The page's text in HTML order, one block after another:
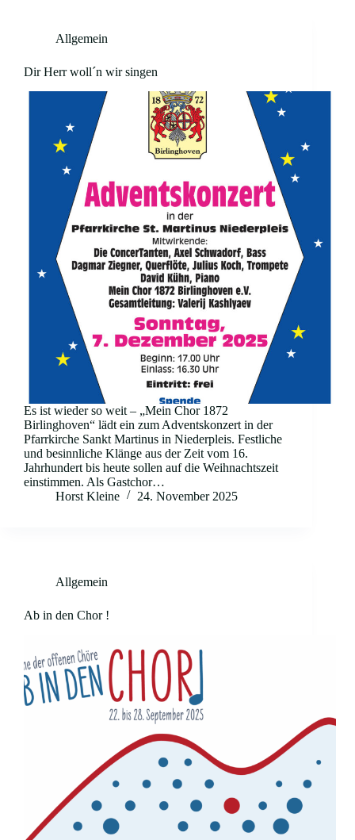
Allgemein
Dir Herr woll´n wir singen
Es ist wieder so weit – „Mein Chor 1872
Birlinghoven“ lädt ein zum Adventskonzert in der
Pfarrkirche Sankt Martinus in Niederpleis. Festliche
und besinnliche Klänge aus der Zeit vom 16.
Jahrhundert bis heute sollen auf die Weihnachtszeit
einstimmen. Als Gastchor…
Horst Kleine
24. November 2025
Allgemein
Ab in den Chor !